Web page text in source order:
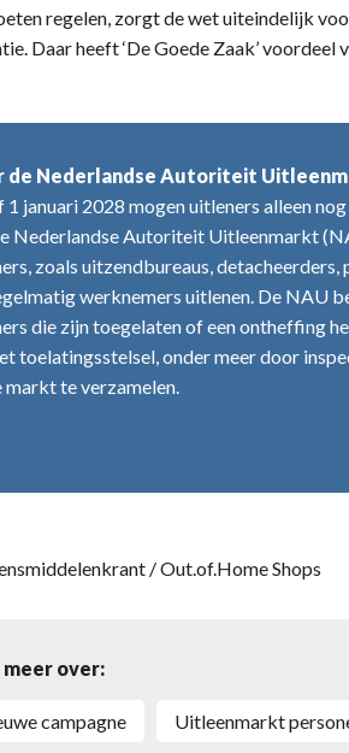
regelen, zorgt de wet uiteindelijk
Daar heeft ‘De Goede Zaak’ voordeel
de Nederlandse Autoriteit
1 januari 2028 mogen uitleners alleen
Nederlandse Autoriteit Uitleenmarkt
zoals uitzendbureaus,
werknemers uitlenen. De NAU
die zijn toegelaten of een ontheffing
toelatingsstelsel, onder meer door
markt te verzamelen.
/ Out.of.Home Shops
meer over:
campagne uitleenmarkt